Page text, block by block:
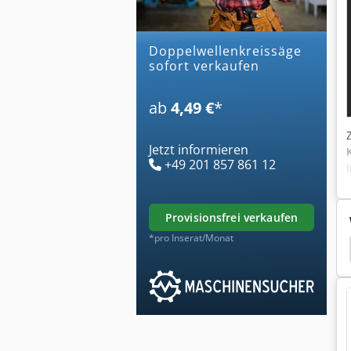
doppelwellenkreissäge
sofort verkaufen
ab 4,49 €*
Jetzt informieren
+49 201 857 861 12
provisionsfrei verkaufen
*pro Inserat/Monat